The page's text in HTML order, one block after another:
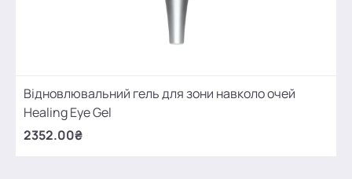
Відновлювальний гель для зони навколо очей
Healing Eye Gel
2352.00₴